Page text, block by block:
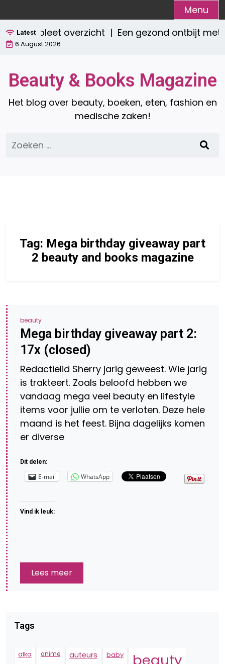
naar
de
inhoud
Menu
Latest
compleet overzicht | Een gezond ontbijt
6 August 2026
Beauty & Books Magazine
Het blog over beauty, boeken, eten, fashion en
medische zaken!
Zoeken
naar:
Tag: Mega birthday giveaway part
2 beauty and books magazine
beauty
Mega birthday giveaway part 2:
17x (closed)
Redactielid Sherry jarig geweest. Wie jarig
is trakteert. Zoals beloofd hebben we
vandaag mega veel beauty en lifestyle
items voor jullie om te verloten. Deze hele
maand is het feest. Bijna dagelijks komen
er diverse
Dit delen:
E-mail WhatsApp
Vind ik leuk:
Lees meer
Tags
alka anime auteurs baby